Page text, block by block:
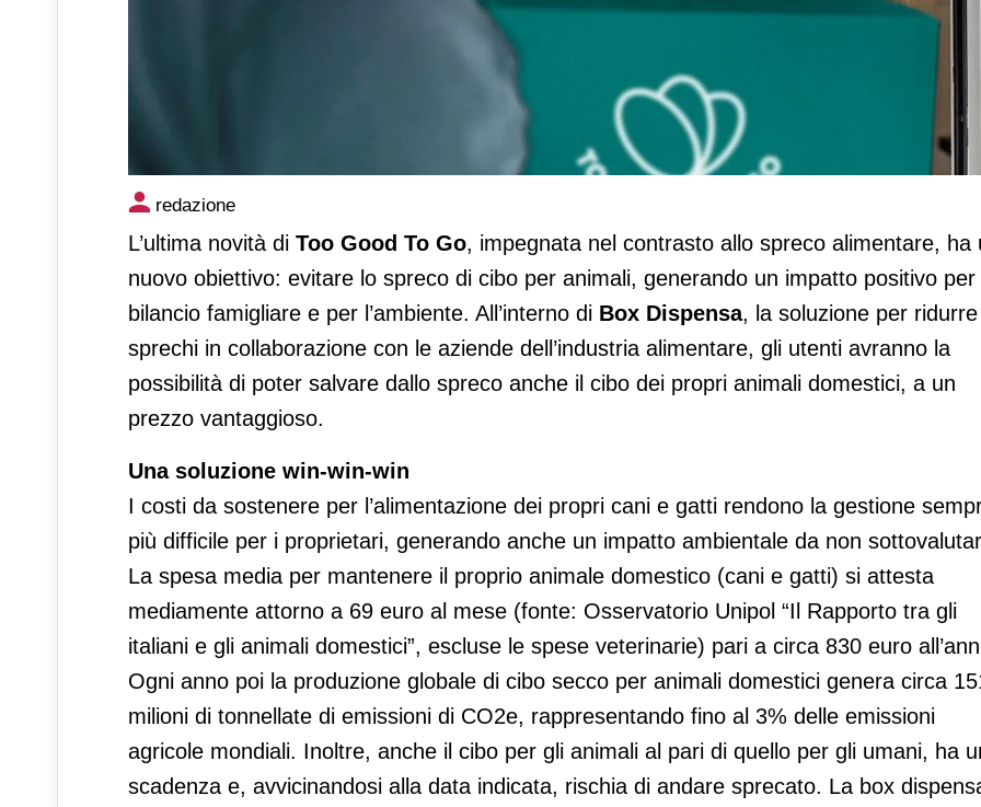
Too Good To Go, anche il cibo per animali è disponibile nella Box
Dispensa
redazione
L’ultima novità di Too Good To Go, impegnata nel contrasto allo spreco alimentare, ha
nuovo obiettivo: evitare lo spreco di cibo per animali, generando un impatto positivo per
bilancio famigliare e per l’ambiente. All’interno di Box Dispensa, la soluzione per
sprechi in collaborazione con le aziende dell’industria alimentare, gli utenti avranno la
possibilità di poter salvare dallo spreco anche il cibo dei propri animali domestici, a un
prezzo vantaggioso.
Una soluzione win-win-win
I costi da sostenere per l’alimentazione dei propri cani e gatti rendono la gestione
più difficile per i proprietari, generando anche un impatto ambientale da non
La spesa media per mantenere il proprio animale domestico (cani e gatti) si attesta
mediamente attorno a 69 euro al mese (fonte: Osservatorio Unipol “Il Rapporto tra gli
italiani e gli animali domestici”, escluse le spese veterinarie) pari a circa 830 euro
Ogni anno poi la produzione globale di cibo secco per animali domestici genera circa
milioni di tonnellate di emissioni di CO2e, rappresentando fino al 3% delle emissioni
agricole mondiali. Inoltre, anche il cibo per gli animali al pari di quello per gli umani, ha
scadenza e, avvicinandosi alla data indicata, rischia di andare sprecato. La box